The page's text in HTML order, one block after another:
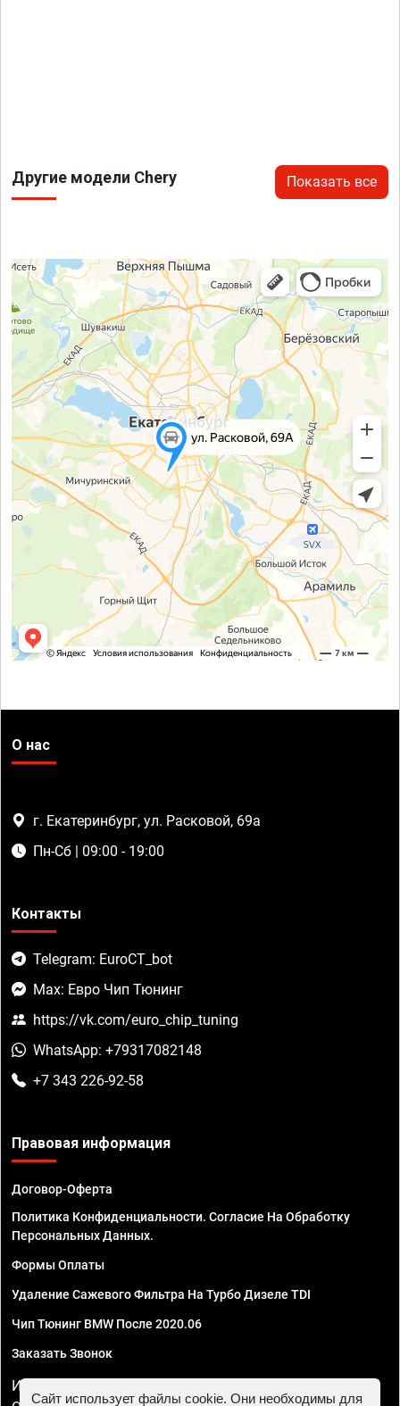
Другие модели Chery Показать все
О нас
г. Екатеринбург, ул. Расковой, 69а
Пн-Сб | 09:00 - 19:00
Контакты
Telegram: EuroCT_bot
Max: Евро Чип Тюнинг
https://vk.com/euro_chip_tuning
WhatsApp: +79317082148
+7 343 226-92-58
Правовая информация
Договор-Оферта
Политика Конфиденциальности. Согласие На Обработку
Персональных Данных.
Формы Оплаты
Удаление Сажевого Фильтра На Турбо Дизеле TDI
Чип Тюнинг BMW После 2020.06
Заказать Звонок
ИП Смирнов Георгий Павлович. ИНН 781302555843,
Сайт использует файлы cookie. Они необходимы для